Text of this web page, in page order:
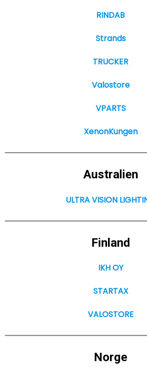
RINDAB
Strands
TRUCKER
Valostore
VPARTS
XenonKungen
Australien
ULTRA VISION
Finland
IKH OY
STARTAX
VALOSTORE
Norge